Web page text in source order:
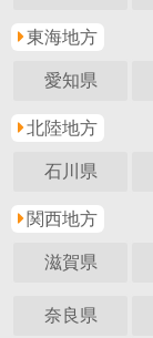
東海地方
愛知県
北陸地方
石川県
関西地方
滋賀県
奈良県